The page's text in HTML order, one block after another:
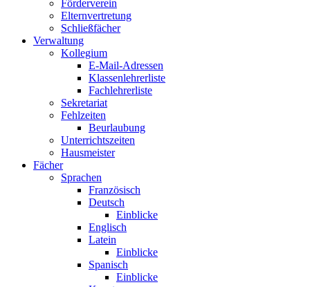
Förderverein
Elternvertretung
Schließfächer
Verwaltung
Kollegium
E-Mail-Adressen
Klassenlehrerliste
Fachlehrerliste
Sekretariat
Fehlzeiten
Beurlaubung
Unterrichtszeiten
Hausmeister
Fächer
Sprachen
Französisch
Deutsch
Einblicke
Englisch
Latein
Einblicke
Spanisch
Einblicke